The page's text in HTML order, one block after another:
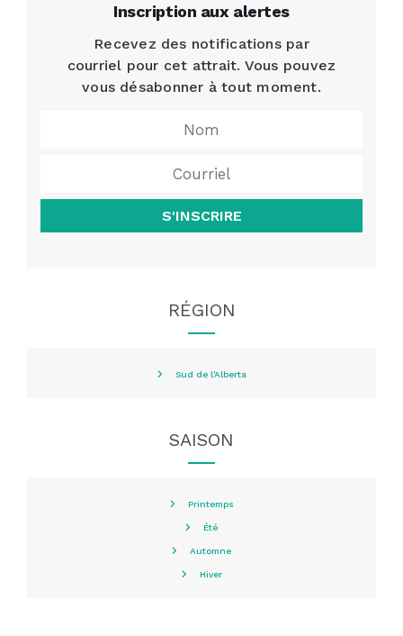
Inscription aux alertes
Recevez des notifications par
courriel pour cet attrait. Vous pouvez
vous désabonner à tout moment.
S'INSCRIRE
RÉGION
Sud de l'Alberta
SAISON
Printemps
Été
Automne
Hiver